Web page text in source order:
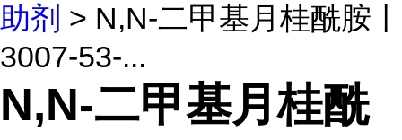
助剂 > N,N-二甲基月桂酰胺丨
3007-53-...
N,N-二甲基月桂酰